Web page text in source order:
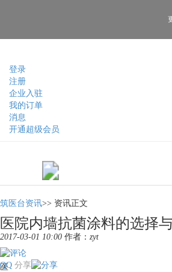
登录
注册
企业入驻
我的订单
消息
开通超级会员
筑医台资讯>> 资讯正文
医院内墙抗菌涂料的选择
2017-03-01 10:00 作者： zyt
分享
QQ
医